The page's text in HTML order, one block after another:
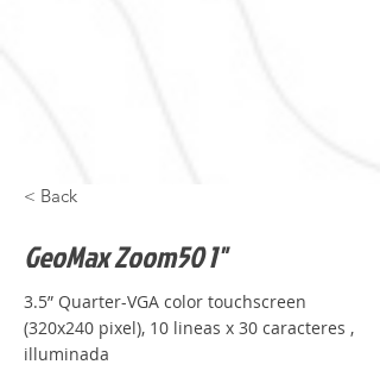
< Back
GeoMax Zoom50 1"
3.5” Quarter-VGA color touchscreen
(320x240 pixel), 10 lineas x 30 caracteres ,
illuminada